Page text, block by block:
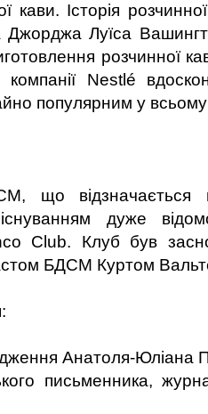
кави. Історія
Джорджа Луїса
розчинної
Nestlé
популярним у всьому
що
дуже
Club. Клуб був
БДСМ Куртом
Анатоля-Юліана
письменника,